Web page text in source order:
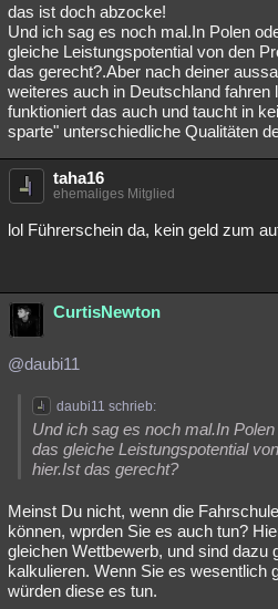
das ist doch abzocke!
Und ich sag es noch mal.In Polen
gleiche Leistungspotential von den
das gerecht?.Aber nach deiner
weiteres auch in Deutschland
funktioniert das auch und taucht in
sparte" unterschiedliche Qualitäten
taha16
ehemaliges Mitglied
lol Führerschein da, kein geld zum
CurtisNewton
@daubi11
daubi11 schrieb:
Und ich sag es noch mal.In
das gleiche Leistungspotential
hier.Ist das gerecht?
Meinst Du nicht, wenn die
können, wprden Sie es auch tun?
gleichen Wettbewerb, und sind dazu
kalkulieren. Wenn Sie es wesentlich
würden diese es tun.